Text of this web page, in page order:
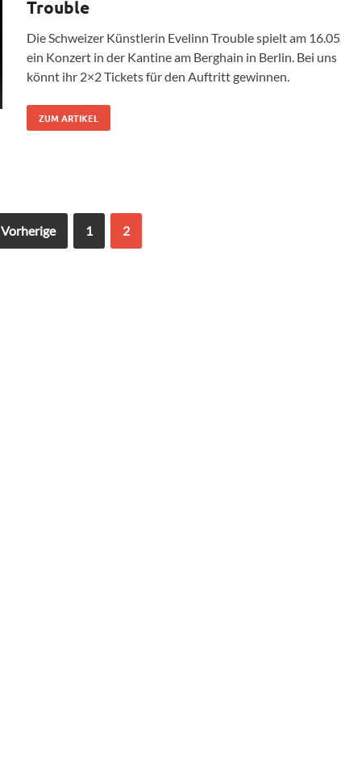
Trouble
Die Schweizer Künstlerin Evelinn Trouble spielt am 16.05.
ein Konzert in der Kantine am Berghain in Berlin. Bei uns
könnt ihr 2×2 Tickets für den Auftritt gewinnen.
ZUM ARTIKEL
Vorherige 1 2